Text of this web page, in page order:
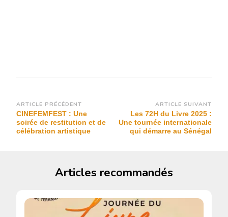
Navigation
d’article
ARTICLE PRÉCÉDENT
CINEFEMFEST : Une
soirée de restitution et de
célébration artistique
ARTICLE SUIVANT
Les 72H du Livre 2025 :
Une tournée internationale
qui démarre au Sénégal
Articles recommandés